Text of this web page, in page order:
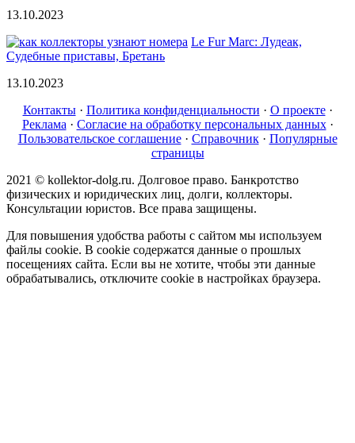
13.10.2023
Le Fur Marc: Лудеак,
Судебные приставы, Бретань
13.10.2023
Контакты· Политика конфиденциальности · О проекте·
Реклама · Согласие на обработку персональных данных·
Пользовательское соглашение· Справочник· Популярные
страницы
2021 © kollektor-dolg.ru. Долговое право. Банкротство
физических и юридических лиц, долги, коллекторы.
Консультации юристов. Все права защищены.
Для повышения удобства работы с сайтом мы используем
файлы cookie. В cookie содержатся данные о прошлых
посещениях сайта. Если вы не хотите, чтобы эти данные
обрабатывались, отключите cookie в настройках браузера.